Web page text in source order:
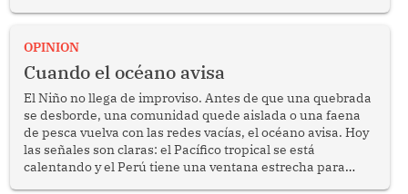
OPINION
Cuando el océano avisa
El Niño no llega de improviso. Antes de que una quebrada
se desborde, una comunidad quede aislada o una faena
de pesca vuelva con las redes vacías, el océano avisa. Hoy
las señales son claras: el Pacífico tropical se está
calentando y el Perú tiene una ventana estrecha para